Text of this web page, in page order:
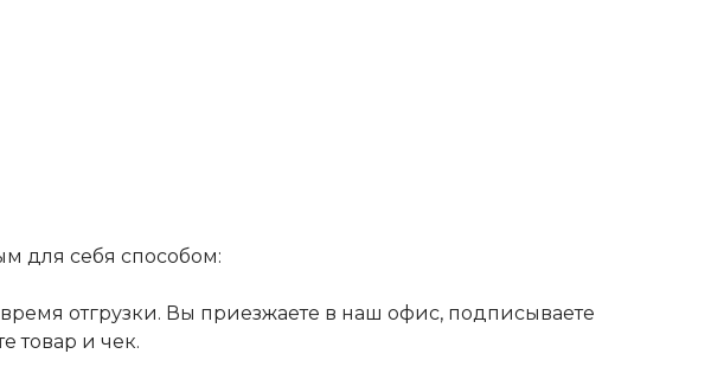
для себя способом:
отгрузки. Вы приезжаете в наш офис, подписываете
товар и чек.